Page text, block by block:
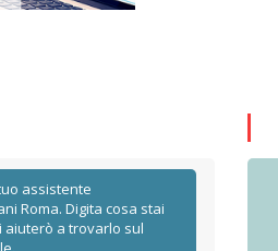
assistente
Roma. Digita cosa stai
aiuterò a trovarlo sul